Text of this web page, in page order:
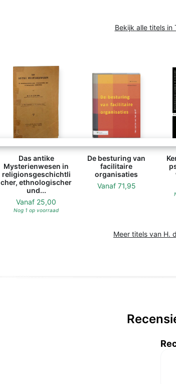
Bekijk alle titels in
Das antike
Mysterienwesen in
religionsgeschichtli
cher, ethnologischer
und...
Vanaf 25,00
Nog 1 op voorraad
De besturing van
facilitaire
organisaties
Vanaf 71,95
Meer titels van H.